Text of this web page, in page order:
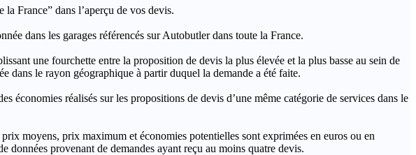
France” dans l’aperçu de vos devis.
dans les garages référencés sur Autobutler dans toute la France.
une fourchette entre la proposition de devis la plus élevée et la plus basse au sein de
dans le rayon géographique à partir duquel la demande a été faite.
réalisés sur les propositions de devis d’une même catégorie de services dans le
moyens, prix maximum et économies potentielles sont exprimées en euros ou en
provenant de demandes ayant reçu au moins quatre devis.